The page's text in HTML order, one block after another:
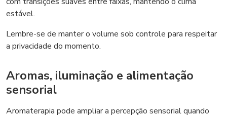
estável.
Lembre-se de manter o volume sob controle para respeitar
a privacidade do momento.
Aromas, iluminação e alimentação
sensorial
Aromaterapia pode ampliar a percepção sensorial quando